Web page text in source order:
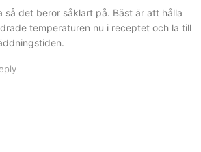
så det beror såklart på. Bäst är att hålla
temperaturen nu i receptet och la till